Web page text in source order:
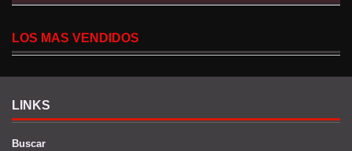
LOS MAS VENDIDOS
LINKS
Buscar